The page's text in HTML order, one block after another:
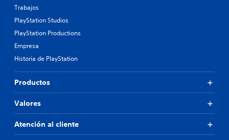
Trabajos
PlayStation Studios
PlayStation Productions
Empresa
Historia de PlayStation
Productos
Valores
Atención al cliente